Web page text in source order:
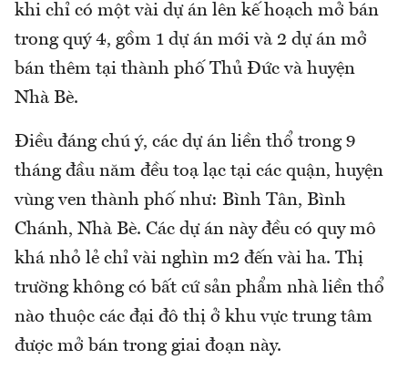
khi chỉ có một vài dự án lên kế hoạch mở bán
trong quý 4, gồm 1 dự án mới và 2 dự án mở
bán thêm tại thành phố Thủ Đức và huyện
Nhà Bè.
Điều đáng chú ý, các dự án liền thổ trong 9
tháng đầu năm đều toạ lạc tại các quận, huyện
vùng ven thành phố như: Bình Tân, Bình
Chánh, Nhà Bè. Các dự án này đều có quy mô
khá nhỏ lẻ chỉ vài nghìn m2 đến vài ha. Thị
trường không có bất cứ sản phẩm nhà liền thổ
nào thuộc các đại đô thị ở khu vực trung tâm
được mở bán trong giai đoạn này.